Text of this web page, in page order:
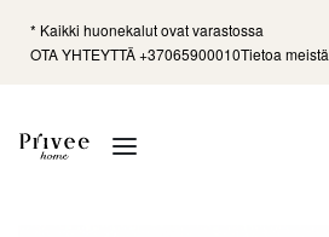
* Kaikki huonekalut ovat varastossa
OTA YHTEYTTÄ +37065900010Tietoa meistä